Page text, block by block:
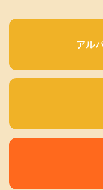
アル